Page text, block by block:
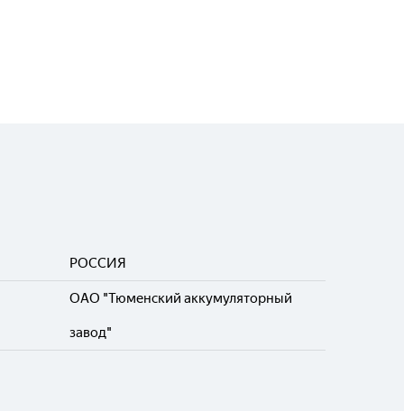
РОССИЯ
ОАО "Тюменский аккумуляторный
завод"